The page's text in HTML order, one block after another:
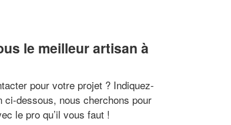
le meilleur artisan à
pour votre projet ? Indiquez-
dessous, nous cherchons pour
le pro qu’il vous faut !